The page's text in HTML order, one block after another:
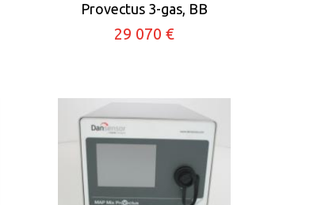
Provectus 3-gas, BB
29 070 €